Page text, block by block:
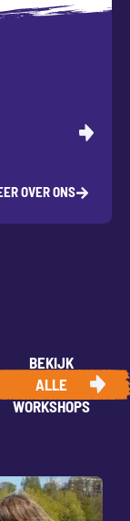
OVER ONS
BEKIJK
ALLE
WORKSHOPS